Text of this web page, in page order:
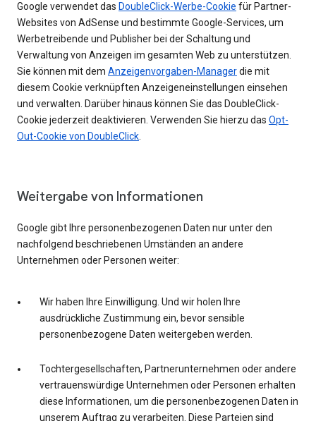
Google verwendet das DoubleClick-Werbe-Cookie für Partner-
Websites von AdSense und bestimmte Google-Services, um
Werbetreibende und Publisher bei der Schaltung und
Verwaltung von Anzeigen im gesamten Web zu unterstützen.
Sie können mit dem Anzeigenvorgaben-Managerdie mit
diesem Cookie verknüpften Anzeigeneinstellungen einsehen
und verwalten. Darüber hinaus können Sie das DoubleClick-
Cookie jederzeit deaktivieren. Verwenden Sie hierzu das Opt-
Out-Cookie von DoubleClick
Weitergabe von Informationen
Google gibt Ihre personenbezogenen Daten nur unter den
nachfolgend beschriebenen Umständen an andere
Unternehmen oder Personen weiter:
Wir haben Ihre Einwilligung. Und wir holen Ihre
ausdrückliche Zustimmung ein, bevor sensible
personenbezogene Daten weitergeben werden.
Tochtergesellschaften, Partnerunternehmen oder andere
vertrauenswürdige Unternehmen oder Personen erhalten
diese Informationen, um die personenbezogenen Daten in
unserem Auftrag zu verarbeiten. Diese Parteien sind